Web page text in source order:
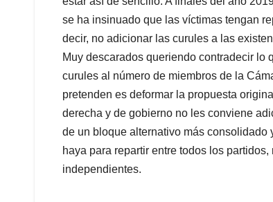
se ha insinuado que las víctimas tengan
decir, no adicionar las curules a las
Muy descarados queriendo contradecir lo
curules al número de miembros de la
pretenden es deformar la propuesta
derecha y de gobierno no les conviene
de un bloque alternativo más consolidado
haya para repartir entre todos los
independientes.